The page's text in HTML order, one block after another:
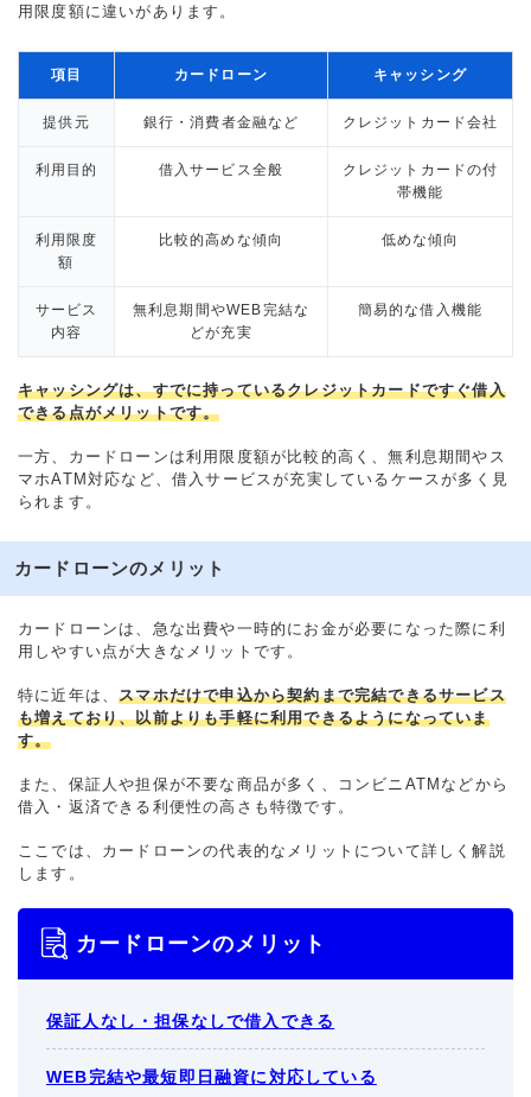
用限度額に違いがあります。
項目 カードローン キャッシング
提供元 銀行・消費者金融など クレジットカード会社
利用目的 借入サービス全般
クレジットカードの付
帯機能
利用限度
額
比較的高めな傾向 低めな傾向
サービス
内容
無利息期間やWEB完結な
どが充実
簡易的な借入機能
キャッシングは、すでに持っているクレジットカードですぐ借入
できる点がメリットです。
一方、カードローンは利用限度額が比較的高く、無利息期間やス
マホATM対応など、借入サービスが充実しているケースが多く見
られます。
カードローンのメリット
カードローンは、急な出費や一時的にお金が必要になった際に利
用しやすい点が大きなメリットです。
特に近年は、スマホだけで申込から契約まで完結できるサービス
も増えており、以前よりも手軽に利用できるようになっていま
す。
また、保証人や担保が不要な商品が多く、コンビニATMなどから
借入・返済できる利便性の高さも特徴です。
ここでは、カードローンの代表的なメリットについて詳しく解説
します。
カードローンのメリット
保証人なし・担保なしで借入できる
WEB完結や最短即日融資に対応している